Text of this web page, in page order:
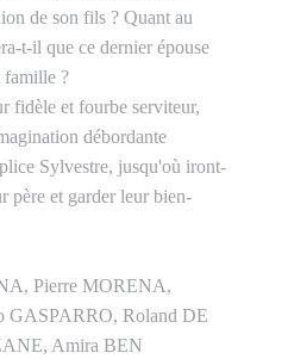
de son fils ? Quant au
t-il que ce dernier épouse
famille ?
fidèle et fourbe serviteur,
débordante
Sylvestre, jusqu'où iront-
père et garder leur bien-
Pierre MORENA,
GASPARRO, Roland DE
Amira BEN